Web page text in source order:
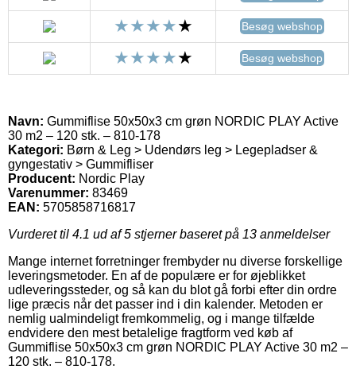
Besøg webshop
Besøg webshop
Navn: Gummiflise 50x50x3 cm grøn NORDIC PLAY Active
30 m2 – 120 stk. – 810-178
Kategori: Børn & Leg > Udendørs leg > Legepladser &
gyngestativ > Gummifliser
Producent: Nordic Play
Varenummer: 83469
EAN: 5705858716817
Vurderet til 4.1 ud af 5 stjerner baseret på 13 anmeldelser
Mange internet forretninger frembyder nu diverse forskellige
leveringsmetoder. En af de populære er for øjeblikket
udleveringssteder, og så kan du blot gå forbi efter din ordre
lige præcis når det passer ind i din kalender. Metoden er
nemlig ualmindeligt fremkommelig, og i mange tilfælde
endvidere den mest betalelige fragtform ved køb af
Gummiflise 50x50x3 cm grøn NORDIC PLAY Active 30 m2 –
120 stk. – 810-178.